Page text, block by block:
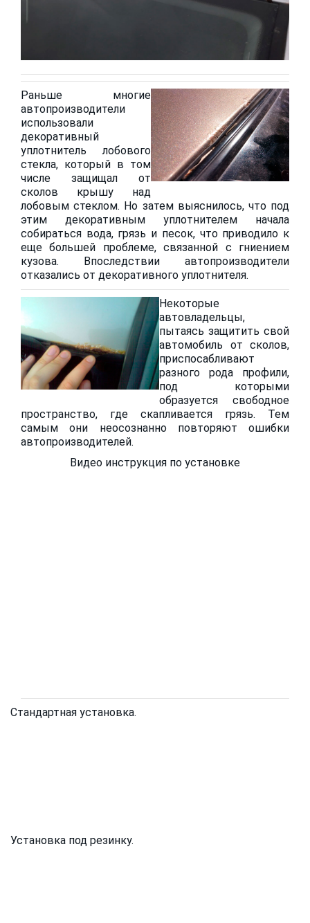
Раньше многие
автопроизводители
использовали
декоративный
уплотнитель лобового
стекла, который в том
числе защищал от
сколов крышу над
лобовым стеклом. Но затем выяснилось, что под
этим декоративным уплотнителем начала
собираться вода, грязь и песок, что приводило к
еще большей проблеме, связанной с гниением
кузова. Впоследствии автопроизводители
отказались от декоративного уплотнителя.
Некоторые
автовладельцы,
пытаясь защитить свой
автомобиль от сколов,
приспосабливают
разного рода профили,
под которыми
образуется свободное
пространство, где скапливается грязь. Тем
самым они неосознанно повторяют ошибки
автопроизводителей.
Видео инструкция по установке
Стандартная установка.
Установка под резинку.